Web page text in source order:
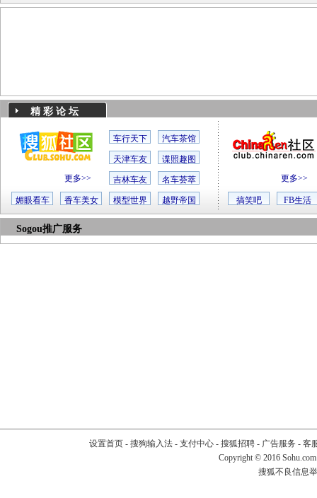
精 彩 论 坛
更多>>
车行天下 汽车茶馆
天津车友 谍照趣图
吉林车友 名车荟萃
媚眼看车 香车美女 模型世界 越野帝国
更多>>
搞笑吧 FB生活
Sogou推广服务
设置首页- 搜狗输入法- 支付中心- 搜狐招聘- 广告服务 - 客
Copyright © 2016
搜狐不良信息